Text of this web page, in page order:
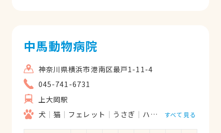
中馬動物病院
神奈川県横浜市港南区最戸1-11-4
045-741-6731
上大岡駅
犬
猫 フェレット うさぎ ハムスター モルモッ
すべて見る